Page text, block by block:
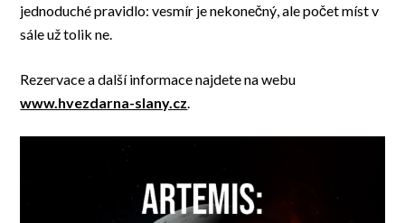
jednoduché pravidlo: vesmír je nekonečný, ale počet míst v
sále už tolik ne.
Rezervace a další informace najdete na webu
www.hvezdarna-slany.cz.